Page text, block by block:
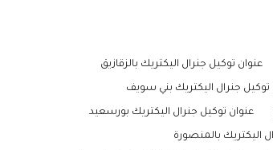
عنوان توكيل جنرال اليكتريك بالزقازيق
توكيل جنرال اليكتريك بني سويف
عنوان توكيل جنرال اليكتريك بورسعيد
اليكتريك بالمنصورة